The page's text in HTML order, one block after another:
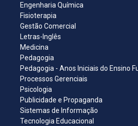
Engenharia Química
Fisioterapia
Gestão Comercial
Letras-Inglês
Medicina
Pedagogia
Pedagogia - Anos Iniciais do Ensino
Processos Gerenciais
Psicologia
Publicidade e Propaganda
Sistemas de Informação
Tecnologia Educacional